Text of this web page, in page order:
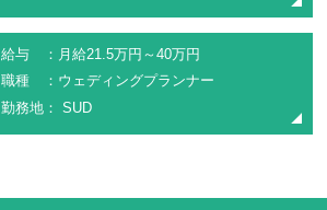
給与 ：月給21.5万円～40万円
職種 ：ウェディングプランナー
勤務地： SUD